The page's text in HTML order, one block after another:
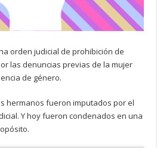
orden judicial de prohibición de
las denuncias previas de la mujer
de género.
hermanos fueron imputados por el
Y hoy fueron condenados en una